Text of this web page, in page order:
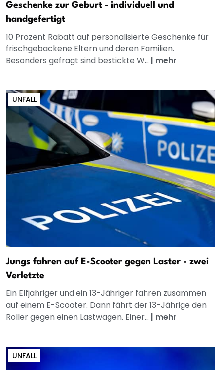
Geschenke zur Geburt - individuell und
handgefertigt
10 Prozent Rabatt auf personalisierte Geschenke für
frischgebackene Eltern und deren Familien.
Besonders gefragt sind bestickte W... | mehr
UNFALL
Jungs fahren auf E-Scooter gegen Laster - zwei
Verletzte
Ein Elfjähriger und ein 13-Jähriger fahren zusammen
auf einem E-Scooter. Dann fährt der 13-Jährige den
Roller gegen einen Lastwagen. Einer... | mehr
UNFALL